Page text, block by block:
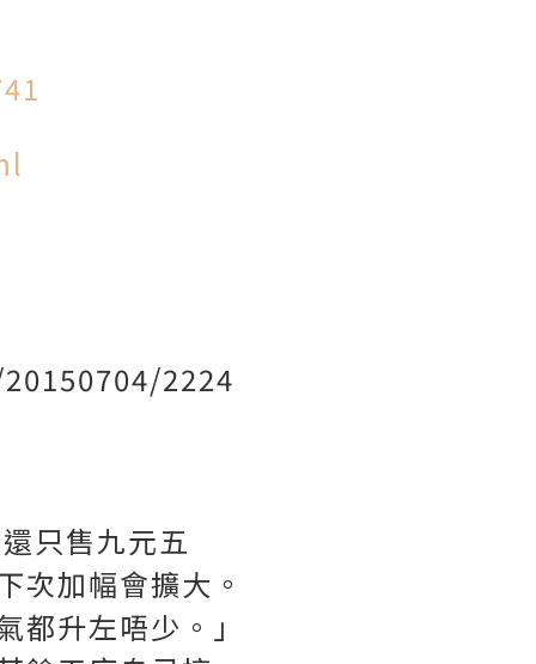
2224
只售九元五
次加幅會擴大。
升左唔少。」